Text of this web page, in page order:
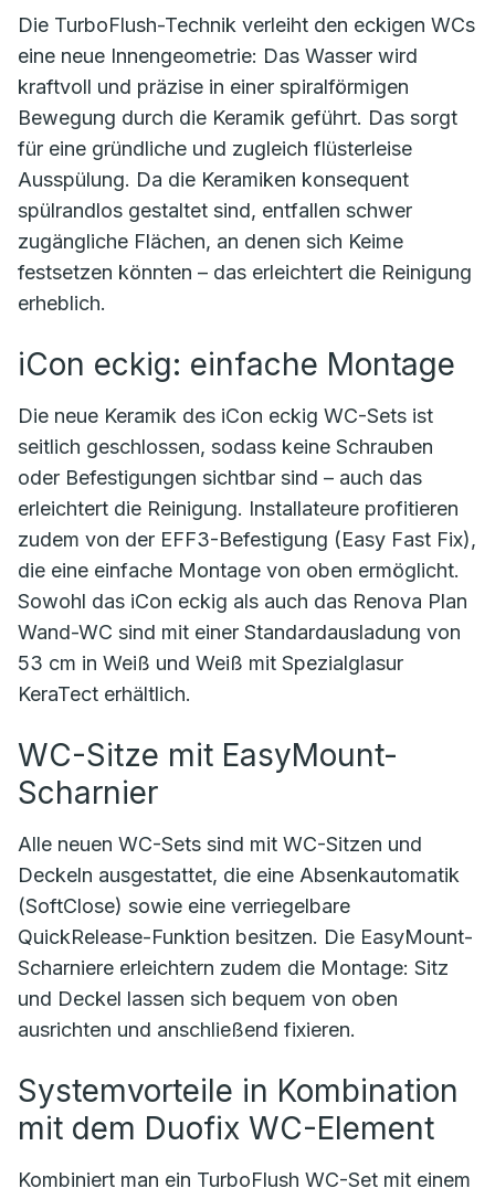
Die TurboFlush-Technik verleiht den eckigen WCs
eine neue Innengeometrie: Das Wasser wird
kraftvoll und präzise in einer spiralförmigen
Bewegung durch die Keramik geführt. Das sorgt
für eine gründliche und zugleich flüsterleise
Ausspülung. Da die Keramiken konsequent
spülrandlos gestaltet sind, entfallen schwer
zugängliche Flächen, an denen sich Keime
festsetzen könnten – das erleichtert die Reinigung
erheblich.
iCon eckig: einfache Montage
Die neue Keramik des iCon eckig WC-Sets ist
seitlich geschlossen, sodass keine Schrauben
oder Befestigungen sichtbar sind – auch das
erleichtert die Reinigung. Installateure profitieren
zudem von der EFF3-Befestigung (Easy Fast Fix),
die eine einfache Montage von oben ermöglicht.
Sowohl das iCon eckig als auch das Renova Plan
Wand-WC sind mit einer Standardausladung von
53 cm in Weiß und Weiß mit Spezialglasur
KeraTect erhältlich.
WC-Sitze mit EasyMount-
Scharnier
Alle neuen WC-Sets sind mit WC-Sitzen und
Deckeln ausgestattet, die eine Absenkautomatik
(SoftClose) sowie eine verriegelbare
QuickRelease-Funktion besitzen. Die EasyMount-
Scharniere erleichtern zudem die Montage: Sitz
und Deckel lassen sich bequem von oben
ausrichten und anschließend fixieren.
Systemvorteile in Kombination
mit dem Duofix WC-Element
Kombiniert man ein TurboFlush WC-Set mit einem